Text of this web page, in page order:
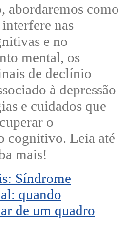
abordaremos como
interfere nas
e no
mental, os
de declínio
à depressão
e cuidados que
o
cognitivo. Leia até
mais!
Síndrome
quando
de um quadro